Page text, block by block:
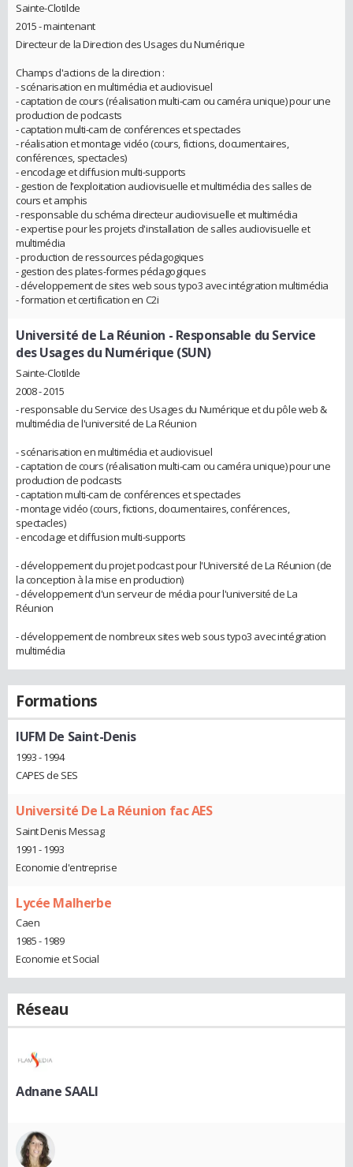
Sainte-Clotilde
2015 - maintenant
Directeur de la Direction des Usages du Numérique
Champs d'actions de la direction :
- scénarisation en multimédia et audiovisuel
- captation de cours (réalisation multi-cam ou caméra unique) pour une
production de podcasts
- captation multi-cam de conférences et spectacles
- réalisation et montage vidéo (cours, fictions, documentaires,
conférences, spectacles)
- encodage et diffusion multi-supports
- gestion de l’exploitation audiovisuelle et multimédia des salles de
cours et amphis
- responsable du schéma directeur audiovisuelle et multimédia
- expertise pour les projets d'installation de salles audiovisuelle et
multimédia
- production de ressources pédagogiques
- gestion des plates-formes pédagogiques
- développement de sites web sous typo3 avec intégration multimédia
- formation et certification en C2i
Université de La Réunion - Responsable du Service
des Usages du Numérique (SUN)
Sainte-Clotilde
2008 - 2015
- responsable du Service des Usages du Numérique et du pôle web &
multimédia de l'université de La Réunion
- scénarisation en multimédia et audiovisuel
- captation de cours (réalisation multi-cam ou caméra unique) pour une
production de podcasts
- captation multi-cam de conférences et spectacles
- montage vidéo (cours, fictions, documentaires, conférences,
spectacles)
- encodage et diffusion multi-supports
- développement du projet podcast pour l'Université de La Réunion (de
la conception à la mise en production)
- développement d'un serveur de média pour l'université de La
Réunion
- développement de nombreux sites web sous typo3 avec intégration
multimédia
Formations
IUFM De Saint-Denis
1993 - 1994
CAPES de SES
Université De La Réunion fac AES
Saint Denis Messag
1991 - 1993
Economie d'entreprise
Lycée Malherbe
Caen
1985 - 1989
Economie et Social
Réseau
Adnane SAALI